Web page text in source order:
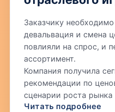
Заказчику
девальвация и смена
повлияли на спрос, и
ассортимент.
Компания получила
рекомендации по
сценарии роста рынка
Читать подробнее